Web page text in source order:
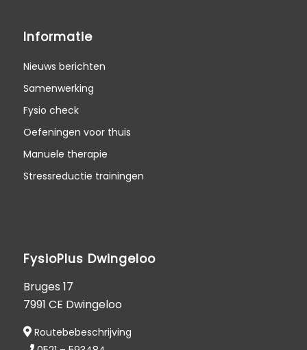
Informatie
Nieuws berichten
Samenwerking
Fysio check
Oefeningen voor thuis
Manuele therapie
Stressreductie trainingen
FysioPlus Dwingeloo
Bruges 17
7991 CE Dwingeloo
Routebebeschrijving